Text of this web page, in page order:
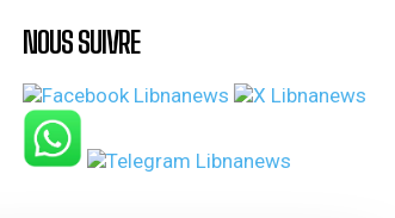
NOUS SUIVRE